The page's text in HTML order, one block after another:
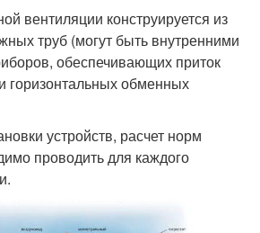
вентиляции конструируется из
труб (могут быть внутренними
обеспечивающих приток
горизонтальных обменных
устройств, расчет норм
проводить для каждого